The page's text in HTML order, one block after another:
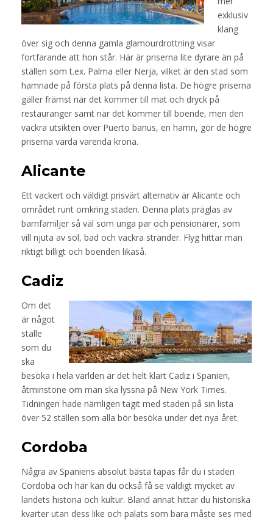
exklusiv
klang
över sig och denna gamla glamourdrottning visar
fortfarande att hon står. Här är priserna lite dyrare än på
ställen som t.ex. Palma eller Nerja, vilket är den stad som
hamnade på första plats på denna lista. De högre priserna
gäller främst när det kommer till mat och dryck på
restauranger samt när det kommer till boende, men den
vackra utsikten över Puerto banus, en hamn, gör de högre
priserna värda varenda krona.
Alicante
Ett vackert och väldigt prisvärt alternativ är Alicante och
området runt omkring staden. Denna plats präglas av
barnfamiljer så väl som unga par och pensionärer, som
vill njuta av sol, bad och vackra stränder. Flyg hittar man
riktigt billigt och boenden likaså.
Cadiz
Om det
är något
ställe
som du
ska
besöka i hela världen är det helt klart Cadiz i Spanien,
åtminstone om man ska lyssna på New York Times.
Tidningen hade nämligen tagit med staden på sin lista
över 52 ställen som alla bör besöka under det nya året.
Cordoba
Några av Spaniens absolut bästa tapas får du i staden
Cordoba och här kan du också få se väldigt mycket av
landets historia och kultur. Bland annat hittar du historiska
kvarter utan dess like och palats som bara måste ses med